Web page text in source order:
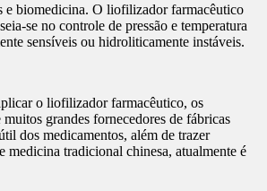
e biomedicina. O liofilizador farmacêutico
se no controle de pressão e temperatura
sensíveis ou hidroliticamente instáveis.
o liofilizador farmacêutico, os
grandes fornecedores de fábricas
dos medicamentos, além de trazer
medicina tradicional chinesa, atualmente é